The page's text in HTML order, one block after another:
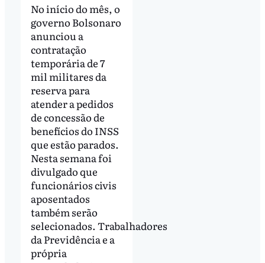
No início do mês, o
governo Bolsonaro
anunciou a
contratação
temporária de 7
mil militares da
reserva para
atender a pedidos
de concessão de
benefícios do INSS
que estão parados.
Nesta semana foi
divulgado que
funcionários civis
aposentados
também serão
selecionados. Trabalhadores
da Previdência e a
própria